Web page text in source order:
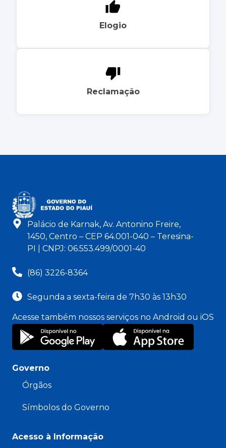
Elogio
Reclamação
Palácio de Karnak, Av. Antonino Freire,
1450, Centro – CEP 64.001-040 – Teresina-
PI | CNPJ: 06.553.499/0001-40
(86) 3226-8364
Segunda a sexta-feira de 7h30 às 13h30
Acesse também nossos serviços no Android ou iOS
Governo
Órgãos
Símbolos do Governo
Acesso à Informação